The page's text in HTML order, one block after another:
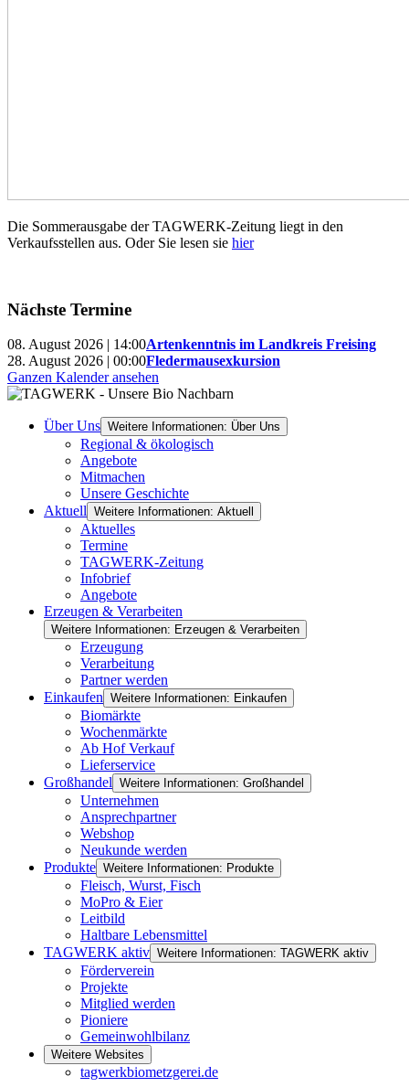
Die Sommerausgabe der TAGWERK-Zeitung liegt in den
Verkaufsstellen aus. Oder Sie lesen sie hier
Nächste Termine
08. August 2026 | 14:00Artenkenntnis im Landkreis Freising
28. August 2026 | 00:00Fledermausexkursion
Ganzen Kalender ansehen
Über Uns Weitere Informationen: Über Uns
Regional & ökologisch
Angebote
Mitmachen
Unsere Geschichte
Aktuell Weitere Informationen: Aktuell
Aktuelles
Termine
TAGWERK-Zeitung
Infobrief
Angebote
Erzeugen & Verarbeiten
Weitere Informationen: Erzeugen & Verarbeiten
Erzeugung
Verarbeitung
Partner werden
Einkaufen Weitere Informationen: Einkaufen
Biomärkte
Wochenmärkte
Ab Hof Verkauf
Lieferservice
Großhandel Weitere Informationen: Großhandel
Unternehmen
Ansprechpartner
Webshop
Neukunde werden
Produkte Weitere Informationen: Produkte
Fleisch, Wurst, Fisch
MoPro & Eier
Leitbild
Haltbare Lebensmittel
TAGWERK aktiv Weitere Informationen: TAGWERK aktiv
Förderverein
Projekte
Mitglied werden
Pioniere
Gemeinwohlbilanz
Weitere Websites
tagwerkbiometzgerei.de